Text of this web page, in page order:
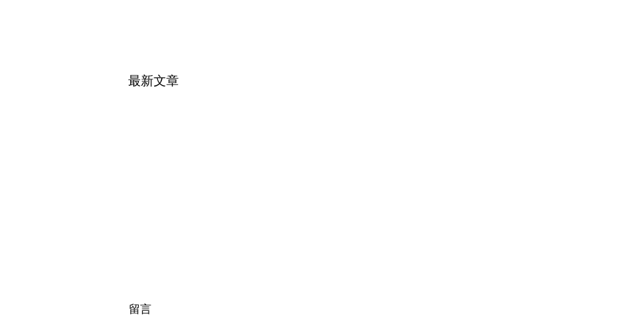
最新文章
留言